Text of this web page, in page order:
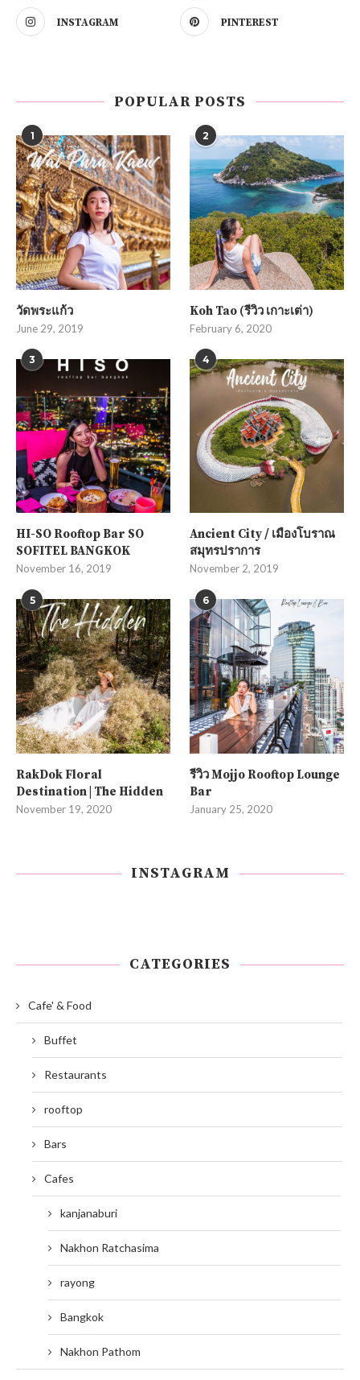
INSTAGRAM PINTEREST
POPULAR POSTS
1
วัดพระแก้ว
June 29, 2019
2
Koh Tao (รีวิว เกาะเต่า)
February 6, 2020
3
HI-SO Rooftop Bar SO
SOFITEL BANGKOK
November 16, 2019
4
Ancient City / เมืองโบราณ
สมุทรปราการ
November 2, 2019
5
RakDok Floral
Destination | The Hidden
November 19, 2020
6
รีวิว Mojjo Rooftop Lounge
Bar
January 25, 2020
INSTAGRAM
CATEGORIES
Cafe' & Food
Buffet
Restaurants
rooftop
Bars
Cafes
kanjanaburi
Nakhon Ratchasima
rayong
Bangkok
Nakhon Pathom